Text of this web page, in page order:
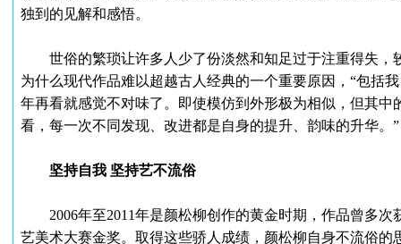
独到的见解和感悟。
世俗的繁琐让许多人少了份淡然和知足过于注重得失，
为什么现代作品难以超越古人经典的一个重要原因，“包括
年再看就感觉不对味了。即使模仿到外形极为相似，但其
看，每一次不同发现、改进都是自身的提升、韵味的升华。”
坚持自我 坚持艺不流俗
2006年至2011年是颜松柳创作的黄金时期，作品曾多次
艺美术大赛金奖。取得这些骄人成绩，颜松柳自身不流俗